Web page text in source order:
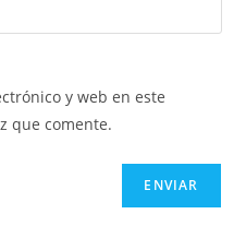
y web en este
que comente.